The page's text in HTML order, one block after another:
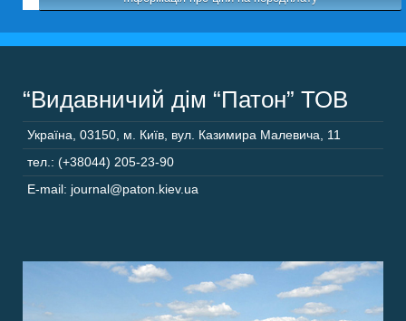
“Видавничий дім “Патон” ТОВ
Україна 03150 м. Київ, вул. Казимира Малевича, 11
тел.: (+38044) 205-23-90
E-mail: journal@paton.kiev.ua